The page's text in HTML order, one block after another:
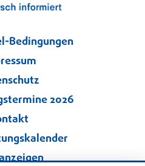
Bedingungen
2026